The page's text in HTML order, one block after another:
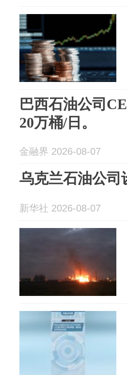
巴西石油公司
20万桶/日。
金融界 2026-08-07
乌克兰石油公司
新华社 2026-08-07